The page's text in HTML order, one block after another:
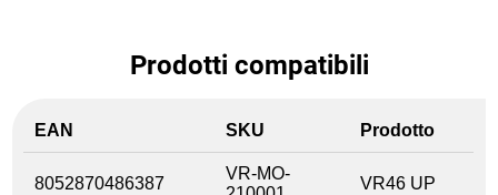
Prodotti compatibili
EAN SKU Prodotto
8052870486387
VR-MO-
VR46 UP